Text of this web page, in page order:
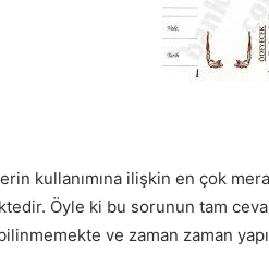
kullanımına ilişkin en çok
Öyle ki bu sorunun tam
ve zaman zaman